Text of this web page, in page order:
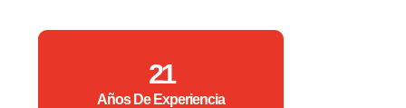
21
Años De Experiencia